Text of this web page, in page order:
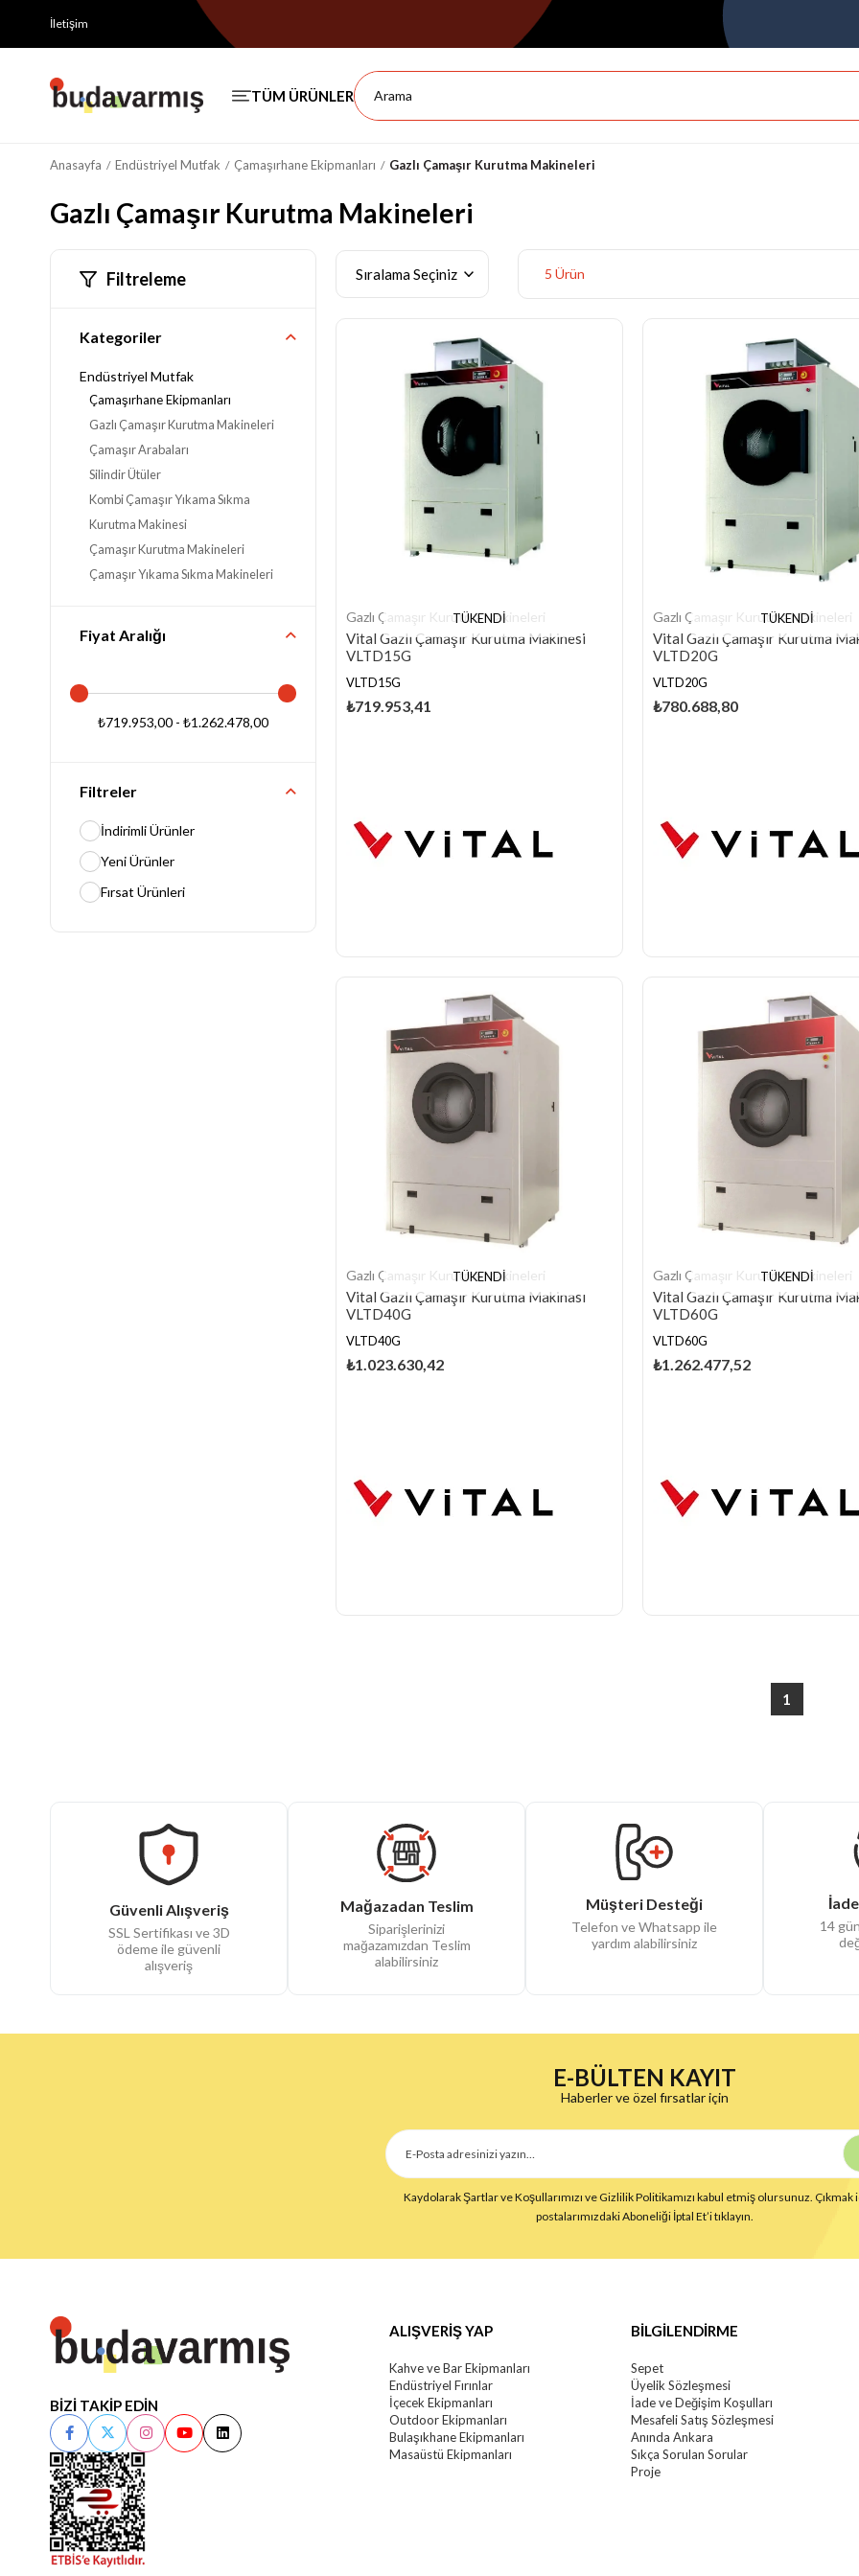
İletişim
Anasayfa Endüstriyel Mutfak Çamaşırhane Ekipmanları Gazlı Çamaşır Kurutma Makineleri
Gazlı Çamaşır Kurutma Makineleri
Filtreleme
Kategoriler
Endüstriyel Mutfak
Çamaşırhane Ekipmanları
Gazlı Çamaşır Kurutma Makineleri
Çamaşır Arabaları
Silindir Ütüler
Kombi Çamaşır Yıkama Sıkma
Kurutma Makinesi
Çamaşır Kurutma Makineleri
Çamaşır Yıkama Sıkma Makineleri
Fiyat Aralığı
₺719.953,00 - ₺1.262.478,00
Filtreler
İndirimli Ürünler
Yeni Ürünler
Fırsat Ürünleri
5 Ürün
TÜKENDI
Gazlı Çamaşır Kurutma Makineleri
Vital Gazlı Çamaşır Kurutma Makinesi
VLTD15G
VLTD15G
₺719.953,41
TÜKENDI
Gazlı Çamaşır Kurutma Makineleri
Vital Gazlı Çamaşır Kurutma
VLTD20G
VLTD20G
₺780.688,80
TÜKENDI
Gazlı Çamaşır Kurutma Makineleri
Vital Gazlı Çamaşır Kurutma Makinası
VLTD40G
VLTD40G
₺1.023.630,42
TÜKENDI
Gazlı Çamaşır Kurutma Makineleri
Vital Gazlı Çamaşır Kurutma
VLTD60G
VLTD60G
₺1.262.477,52
1
Güvenli Alışveriş
SSL Sertifikası ve 3D
ödeme ile güvenli
alışveriş
Mağazadan Teslim
Siparişlerinizi
mağazamızdan Teslim
alabilirsiniz
Müşteri Desteği
Telefon ve Whatsapp ile
yardım alabilirsiniz
14
E-BÜLTEN KAYIT
Haberler ve özel fırsatlar için
Kaydolarak Şartlar ve Koşullarımızı ve Gizlilik Politikamızı kabul etmiş olursunuz. Çıkmak
postalarımızdaki Aboneliği İptal Et’i tıklayın.
BİZİ TAKİP EDİN
ALIŞVERİŞ YAP
Kahve ve Bar Ekipmanları
Endüstriyel Fırınlar
İçecek Ekipmanları
Outdoor Ekipmanları
Bulaşıkhane Ekipmanları
Masaüstü Ekipmanları
BİLGİLENDİRME
Sepet
Üyelik Sözleşmesi
İade ve Değişim Koşulları
Mesafeli Satış Sözleşmesi
Anında Ankara
Sıkça Sorulan Sorular
Proje